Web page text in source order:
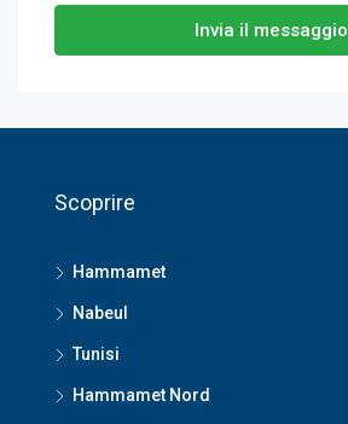
Invia il messaggio
Scoprire
Hammamet
Nabeul
Tunisi
Hammamet Nord